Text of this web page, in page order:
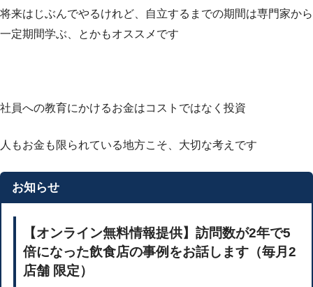
将来はじぶんでやるけれど、自立するまでの期間は専門家から
一定期間学ぶ、とかもオススメです
社員への教育にかけるお金はコストではなく投資
人もお金も限られている地方こそ、大切な考えです
お知らせ
【オンライン無料情報提供】訪問数が2年で5
倍になった飲食店の事例をお話します（毎月2
店舗 限定）